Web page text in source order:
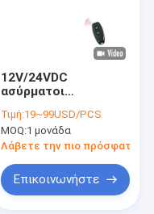
12V/24VDC
ασύρματοι
γραμμικοί ελεγκτές
ενεργοποιητών 20A
με προστασία από
Τιμή:19~99USD/PCS
MOQ:1 μονάδα
Λάβετε την πιο πρόσφατη
Επικοινωνήστε